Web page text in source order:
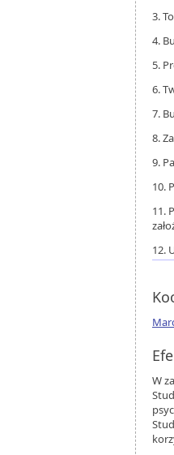
3.
4.
5.
6.
7.
8.
9.
10.
11.
12.
W